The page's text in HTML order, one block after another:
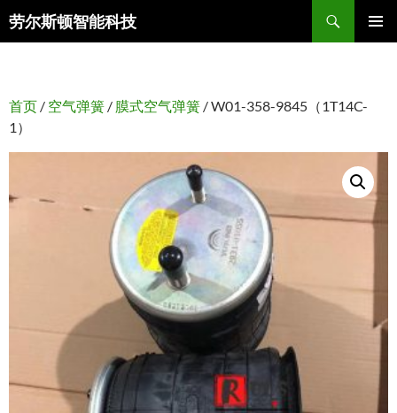
劳尔斯顿智能科技
搜
索
首页 / 空气弹簧 / 膜式空气弹簧 / W01-358-9845（1T14C-
1）